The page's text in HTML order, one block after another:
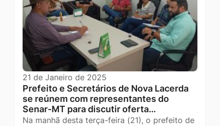
21 de Janeiro de 2025
Prefeito e Secretários de Nova Lacerda
se reúnem com representantes do
Senar-MT para discutir oferta…
Na manhã desta terça-feira (21), o prefeito de